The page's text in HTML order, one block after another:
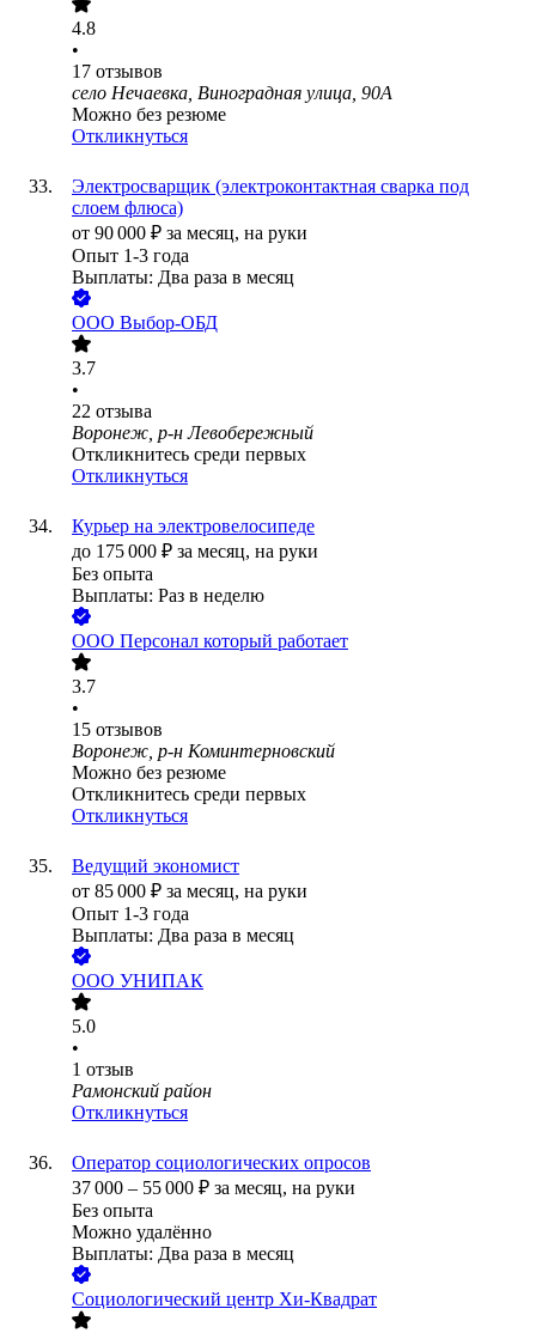
4.8
•
17 отзывов
село Нечаевка, Виноградная улица, 90А
Можно без резюме
Откликнуться
Электросварщик (электроконтактная сварка под
слоем флюса)
от 90 000 ₽ за месяц, на руки
Опыт 1-3 года
Выплаты: Два раза в месяц
ООО Выбор-ОБД
3.7
•
22 отзыва
Воронеж, р-н Левобережный
Откликнитесь среди первых
Откликнуться
Курьер на электровелосипеде
до 175 000 ₽ за месяц, на руки
Без опыта
Выплаты: Раз в неделю
ООО Персонал который работает
3.7
•
15 отзывов
Воронеж, р-н Коминтерновский
Можно без резюме
Откликнитесь среди первых
Откликнуться
Ведущий экономист
от 85 000 ₽ за месяц, на руки
Опыт 1-3 года
Выплаты: Два раза в месяц
ООО УНИПАК
5.0
•
1 отзыв
Рамонский район
Откликнуться
Оператор социологических опросов
37 000 – 55 000 ₽ за месяц, на руки
Без опыта
Можно удалённо
Выплаты: Два раза в месяц
Социологический центр Хи-Квадрат